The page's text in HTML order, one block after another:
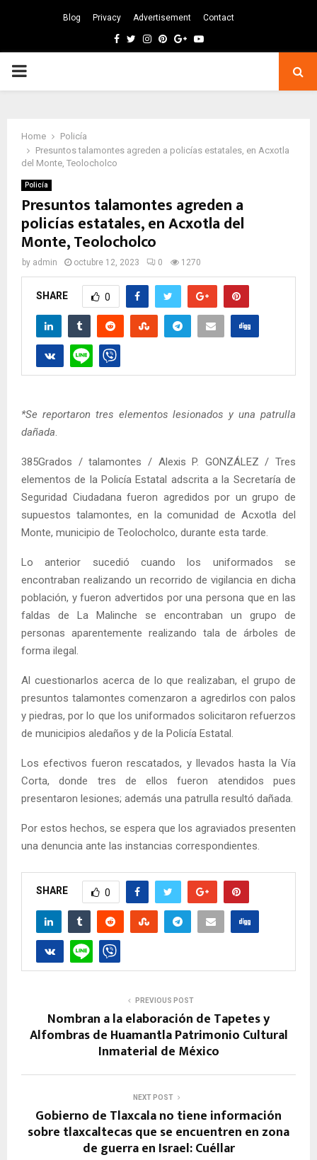
Blog Privacy Advertisement Contact
Facebook
TwitterInstagram
Pinterest
GoogleYoutube
PRIMARY
Home
Policía
Presuntos talamontes agreden a policías estatales, en Acxotla
del Monte, Teolocholco
Policía
Presuntos talamontes agreden a
policías estatales, en Acxotla del
Monte, Teolocholco
by admin octubre 12, 2023 0 1270
SHARE 0
*Se reportaron tres elementos lesionados y una patrulla
dañada
385Grados / talamontes / Alexis P. GONZÁLEZ / Tres
elementos de la Policía Estatal adscrita a la Secretaría de
Seguridad Ciudadana fueron agredidos por un grupo de
supuestos talamontes, en la comunidad de Acxotla del
Monte, municipio de Teolocholco, durante esta tarde.
Lo anterior sucedió cuando los uniformados se
encontraban realizando un recorrido de vigilancia en dicha
población, y fueron advertidos por una persona que en las
faldas de La Malinche se encontraban un grupo de
personas aparentemente realizando tala de árboles de
forma ilegal.
Al cuestionarlos acerca de lo que realizaban, el grupo de
presuntos talamontes comenzaron a agredirlos con palos
y piedras, por lo que los uniformados solicitaron refuerzos
de municipios aledaños y de la Policía Estatal.
Los efectivos fueron rescatados, y llevados hasta la Vía
Corta, donde tres de ellos fueron atendidos pues
presentaron lesiones; además una patrulla resultó dañada.
Por estos hechos, se espera que los agraviados presenten
una denuncia ante las instancias correspondientes.
SHARE 0
PREVIOUS POST
Nombran a la elaboración de Tapetes y
Alfombras de Huamantla Patrimonio Cultural
Inmaterial de México
NEXT POST
Gobierno de Tlaxcala no tiene información
sobre tlaxcaltecas que se encuentren en zona
de guerra en Israel: Cuéllar